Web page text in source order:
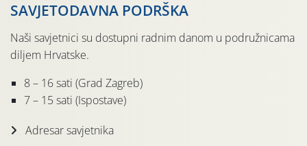
SAVJETODAVNA PODRŠKA
Naši savjetnici su dostupni radnim danom u podružnicama
diljem Hrvatske.
8 – 16 sati (Grad Zagreb)
7 – 15 sati (Ispostave)
Adresar savjetnika